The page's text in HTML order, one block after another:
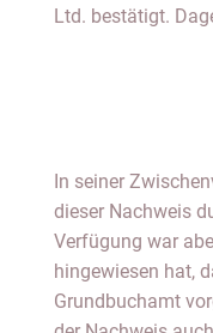
Ltd. bestätigt.
In seiner
dieser Nachweis
Verfügung war
hingewiesen hat,
Grundbuchamt